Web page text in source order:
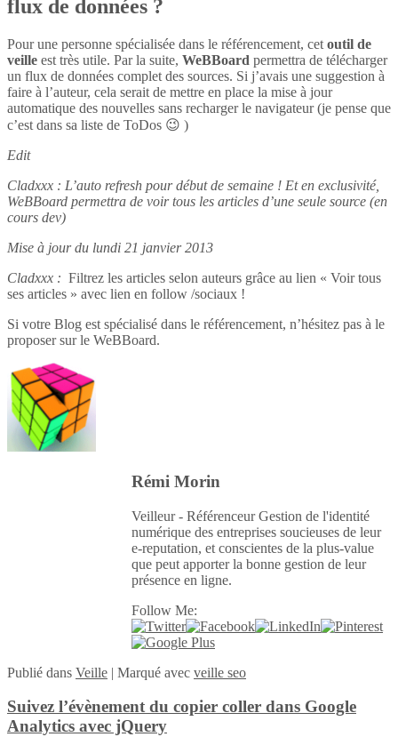
flux de données ?
Pour une personne spécialisée dans le référencement, cet outil de
veille est très utile. Par la suite, WeBBoard permettra de télécharger
un flux de données complet des sources. Si j’avais une suggestion à
faire à l’auteur, cela serait de mettre en place la mise à jour
automatique des nouvelles sans recharger le navigateur (je pense que
c’est dans sa liste de ToDos 😉 )
Edit
Cladxxx : L’auto refresh pour début de semaine ! Et en exclusivité,
WeBBoard permettra de voir tous les articles d’une seule source (en
cours dev)
Mise à jour du lundi 21 janvier 2013
Cladxxx : Filtrez les articles selon auteurs grâce au lien « Voir tous
ses articles » avec lien en follow /sociaux !
Si votre Blog est spécialisé dans le référencement, n’hésitez pas à le
proposer sur le WeBBoard.
Rémi Morin
Veilleur - Référenceur Gestion de l'identité
numérique des entreprises soucieuses de leur
e-reputation, et conscientes de la plus-value
que peut apporter la bonne gestion de leur
présence en ligne.
Follow Me:
Publié dans Veille | Marqué avec veille seo
Suivez l’évènement du copier coller dans Google
Analytics avec jQuery